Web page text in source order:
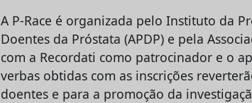
A P-Race é organizada pelo Instituto da
Doentes da Próstata (APDP) e pela
com a Recordati como patrocinador e o
verbas obtidas com as inscrições
doentes e para a promoção da